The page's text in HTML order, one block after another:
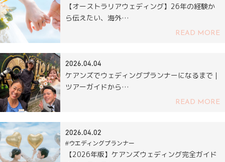
【オーストラリアウェディング】26年の経験か
ら伝えたい、海外…
READ MORE
2026.04.04
ケアンズでウェディングプランナーになるまで｜
ツアーガイドから…
READ MORE
2026.04.02
#ウエディングプランナー
【2026年版】ケアンズウェディング完全ガイド